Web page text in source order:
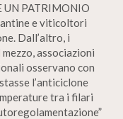
UN PATRIMONIO
e viticoltori
Dall’altro, i
associazioni
osservano con
l’anticiclone
tra i filari